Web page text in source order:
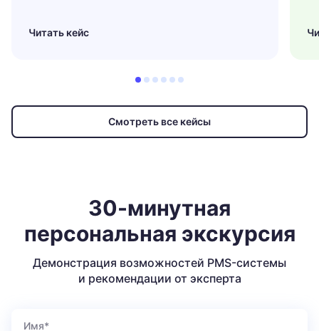
Смотреть все кейсы
30-минутная
персональная экскурсия
Демонстрация возможностей PMS-системы
и рекомендации от эксперта